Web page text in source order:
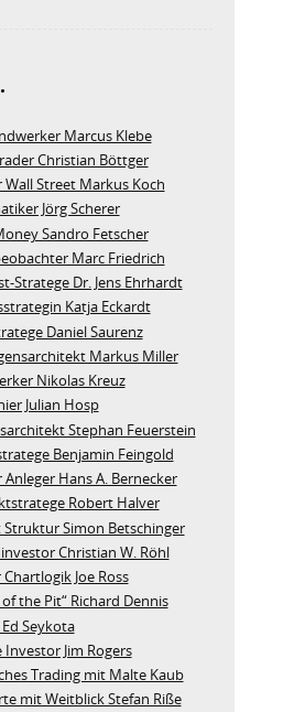
Marcus Klebe
Christian Böttger
Street Markus Koch
Jörg Scherer
Sandro Fetscher
Marc Friedrich
Stratege Dr. Jens Ehrhardt
Katja Eckardt
Daniel Saurenz
Markus Miller
Nikolas Kreuz
Julian Hosp
Stephan Feuerstein
Benjamin Feingold
Hans A. Bernecker
Robert Halver
Simon Betschinger
Christian W. Röhl
Joe Ross
of the Pit“ Richard Dennis
Seykota
Investor Jim Rogers
Trading mit Malte Kaub
mit Weitblick Stefan Riße